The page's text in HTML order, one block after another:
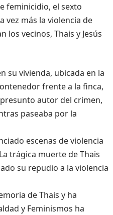
feminicidio, el sexto
vez más la violencia de
vecinos, Thais y Jesús
su vivienda, ubicada en la
frente a la finca,
autor del crimen,
paseaba por la
escenas de violencia
trágica muerte de Thais
su repudio a la violencia
de Thais y ha
y Feminismos ha